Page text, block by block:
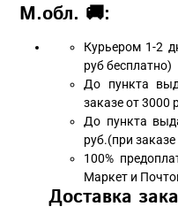
М.обл. 🚚:
Курьером 1-2
руб бесплатно)
До пункта
заказе от 3000
До пункта
руб.(при
100%
Маркет и
Доставка